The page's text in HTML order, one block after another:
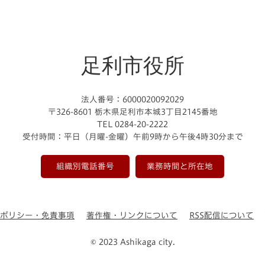
足利市役所
法人番号：6000020092029
〒326-8601 栃木県足利市本城3丁目2145番地
TEL 0284-20-2222
受付時間：平日（月曜-金曜）午前9時から午後4時30分まで
組織別電話番号 業務時間と所在地
リシー・免責事項 著作権・リンクについて RSS配信について
© 2023 Ashikaga city.